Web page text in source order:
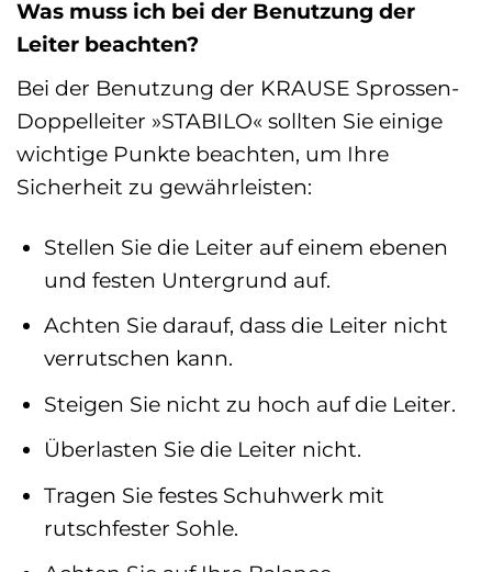
Was muss ich bei der Benutzung der
Leiter beachten?
Bei der Benutzung der KRAUSE Sprossen-
Doppelleiter »STABILO« sollten Sie einige
wichtige Punkte beachten, um Ihre
Sicherheit zu gewährleisten:
Stellen Sie die Leiter auf einem ebenen
und festen Untergrund auf.
Achten Sie darauf, dass die Leiter nicht
verrutschen kann.
Steigen Sie nicht zu hoch auf die Leiter.
Überlasten Sie die Leiter nicht.
Tragen Sie festes Schuhwerk mit
rutschfester Sohle.